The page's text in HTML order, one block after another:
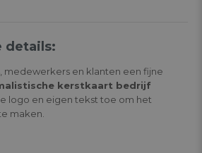
details:
medewerkers en klanten een fijne
kerstkaart bedrijf
je logo en eigen tekst toe om het
maken.